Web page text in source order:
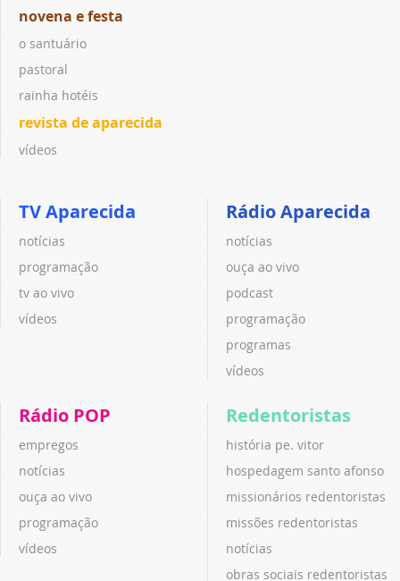
novena e festa
o santuário
pastoral
rainha hotéis
revista de aparecida
vídeos
TV Aparecida
notícias
programação
tv ao vivo
vídeos
Rádio Aparecida
notícias
ouça ao vivo
podcast
programação
programas
vídeos
Rádio POP
empregos
notícias
ouça ao vivo
programação
vídeos
Redentoristas
história pe. vitor
hospedagem santo afonso
missionários redentoristas
missões redentoristas
notícias
obras sociais redentoristas